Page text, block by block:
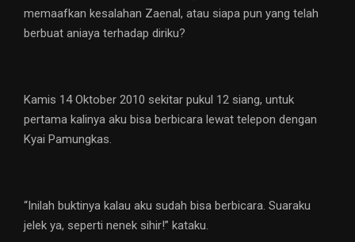
memaafkan kesalahan Zaenal, atau siapa pun yang telah
berbuat aniaya terhadap diriku?
Kamis 14 Oktober 2010 sekitar pukul 12 siang, untuk
pertama kalinya aku bisa berbicara lewat telepon dengan
Kyai Pamungkas.
“Inilah buktinya kalau aku sudah bisa berbicara. Suaraku
jelek ya, seperti nenek sihir!” kataku.